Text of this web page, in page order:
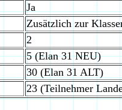
Ja
Zusätzlich zur
2
5 (Elan 31 NEU)
30 (Elan 31 ALT)
23 (Teilnehmer